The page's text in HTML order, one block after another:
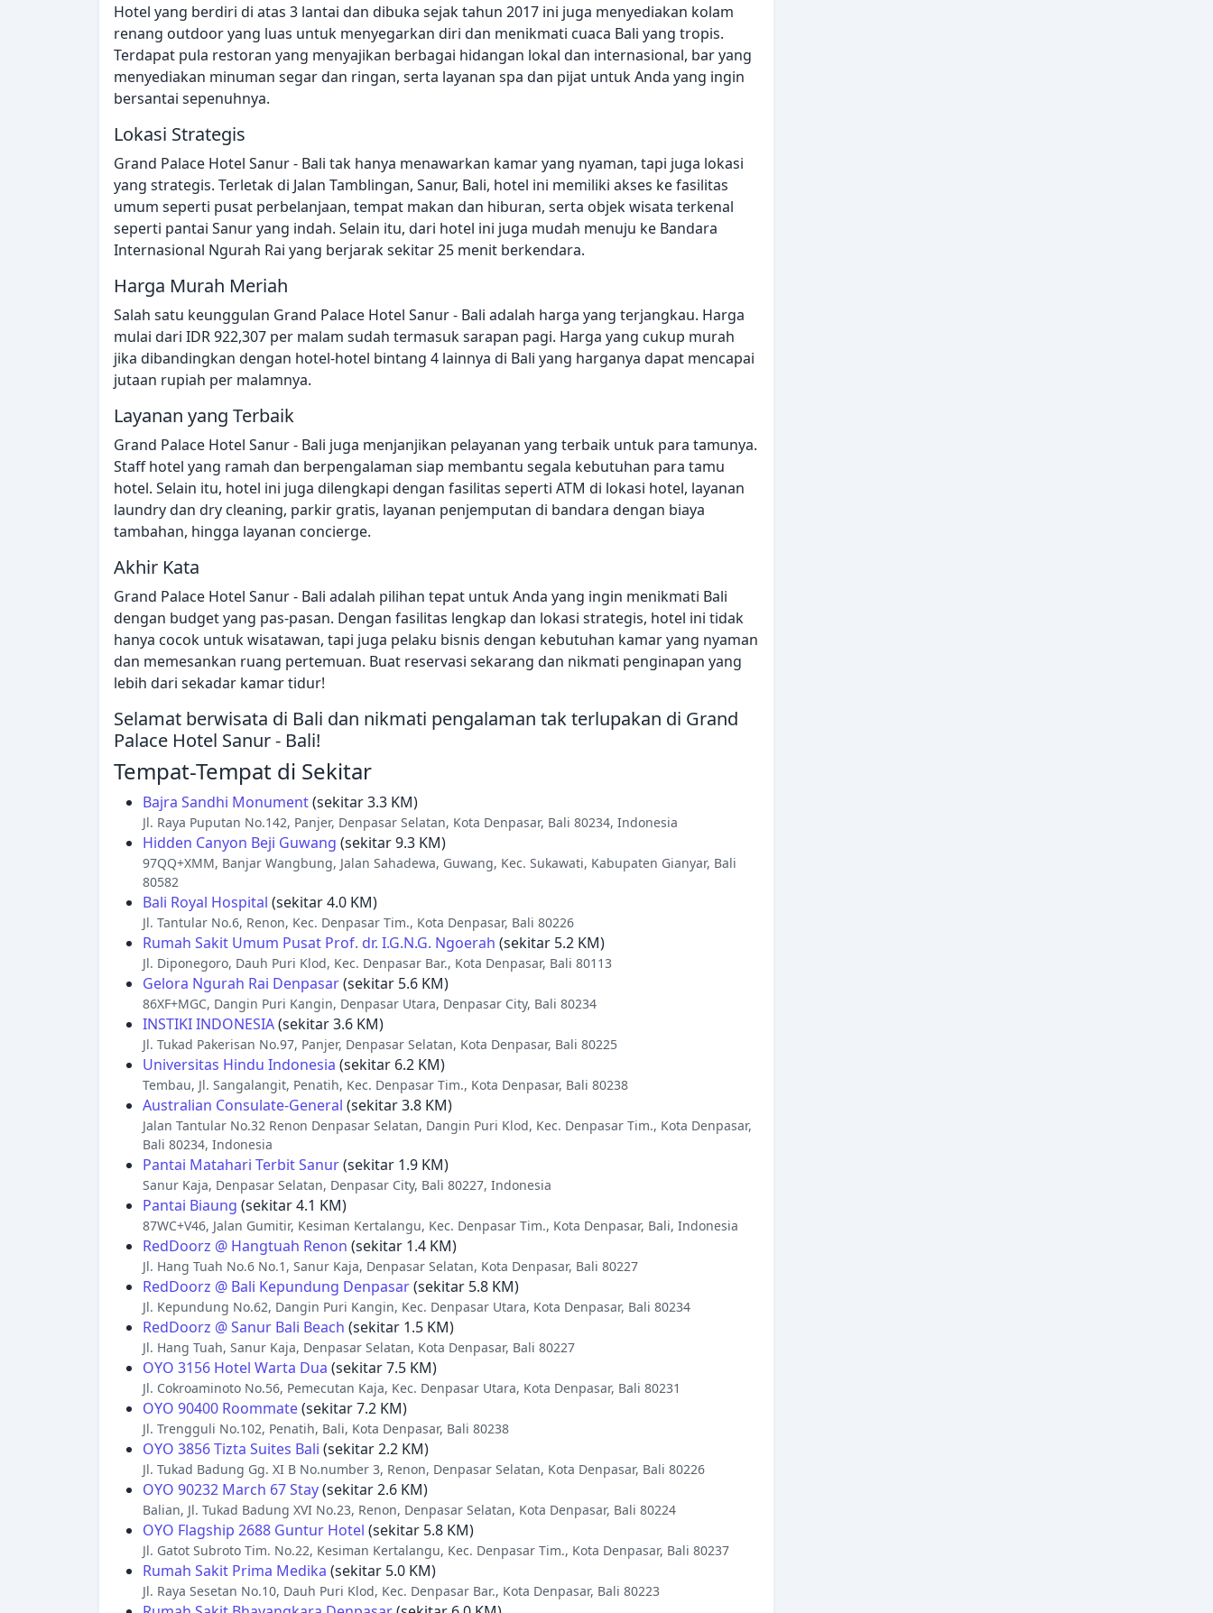
Hotel yang berdiri di atas 3 lantai dan dibuka sejak tahun 2017 ini juga menyediakan kolam
renang outdoor yang luas untuk menyegarkan diri dan menikmati cuaca Bali yang tropis.
Terdapat pula restoran yang menyajikan berbagai hidangan lokal dan internasional, bar yang
menyediakan minuman segar dan ringan, serta layanan spa dan pijat untuk Anda yang ingin
bersantai sepenuhnya.
Lokasi Strategis
Grand Palace Hotel Sanur - Bali tak hanya menawarkan kamar yang nyaman, tapi juga lokasi
yang strategis. Terletak di Jalan Tamblingan, Sanur, Bali, hotel ini memiliki akses ke fasilitas
umum seperti pusat perbelanjaan, tempat makan dan hiburan, serta objek wisata terkenal
seperti pantai Sanur yang indah. Selain itu, dari hotel ini juga mudah menuju ke Bandara
Internasional Ngurah Rai yang berjarak sekitar 25 menit berkendara.
Harga Murah Meriah
Salah satu keunggulan Grand Palace Hotel Sanur - Bali adalah harga yang terjangkau. Harga
mulai dari IDR 922,307 per malam sudah termasuk sarapan pagi. Harga yang cukup murah
jika dibandingkan dengan hotel-hotel bintang 4 lainnya di Bali yang harganya dapat mencapai
jutaan rupiah per malamnya.
Layanan yang Terbaik
Grand Palace Hotel Sanur - Bali juga menjanjikan pelayanan yang terbaik untuk para tamunya.
Staff hotel yang ramah dan berpengalaman siap membantu segala kebutuhan para tamu
hotel. Selain itu, hotel ini juga dilengkapi dengan fasilitas seperti ATM di lokasi hotel, layanan
laundry dan dry cleaning, parkir gratis, layanan penjemputan di bandara dengan biaya
tambahan, hingga layanan concierge.
Akhir Kata
Grand Palace Hotel Sanur - Bali adalah pilihan tepat untuk Anda yang ingin menikmati Bali
dengan budget yang pas-pasan. Dengan fasilitas lengkap dan lokasi strategis, hotel ini tidak
hanya cocok untuk wisatawan, tapi juga pelaku bisnis dengan kebutuhan kamar yang nyaman
dan memesankan ruang pertemuan. Buat reservasi sekarang dan nikmati penginapan yang
lebih dari sekadar kamar tidur!
Selamat berwisata di Bali dan nikmati pengalaman tak terlupakan di Grand
Palace Hotel Sanur - Bali!
Tempat-Tempat di Sekitar
Bajra Sandhi Monument(sekitar 3.3 KM)
Jl. Raya Puputan No.142, Panjer, Denpasar Selatan, Kota Denpasar, Bali 80234, Indonesia
Hidden Canyon Beji Guwang (sekitar 9.3 KM)
97QQ+XMM, Banjar Wangbung, Jalan Sahadewa, Guwang, Kec. Sukawati, Kabupaten Gianyar, Bali
80582
Bali Royal Hospital (sekitar 4.0 KM)
Jl. Tantular No.6, Renon, Kec. Denpasar Tim., Kota Denpasar, Bali 80226
Rumah Sakit Umum Pusat Prof. dr. I.G.N.G. Ngoerah (sekitar 5.2 KM)
Jl. Diponegoro, Dauh Puri Klod, Kec. Denpasar Bar., Kota Denpasar, Bali 80113
Gelora Ngurah Rai Denpasar(sekitar 5.6 KM)
86XF+MGC, Dangin Puri Kangin, Denpasar Utara, Denpasar City, Bali 80234
INSTIKI INDONESIA(sekitar 3.6 KM)
Jl. Tukad Pakerisan No.97, Panjer, Denpasar Selatan, Kota Denpasar, Bali 80225
Universitas Hindu Indonesia (sekitar 6.2 KM)
Tembau, Jl. Sangalangit, Penatih, Kec. Denpasar Tim., Kota Denpasar, Bali 80238
Australian Consulate-General (sekitar 3.8 KM)
Jalan Tantular No.32 Renon Denpasar Selatan, Dangin Puri Klod, Kec. Denpasar Tim., Kota Denpasar,
Bali 80234, Indonesia
Pantai Matahari Terbit Sanur(sekitar 1.9 KM)
Sanur Kaja, Denpasar Selatan, Denpasar City, Bali 80227, Indonesia
Pantai Biaung (sekitar 4.1 KM)
87WC+V46, Jalan Gumitir, Kesiman Kertalangu, Kec. Denpasar Tim., Kota Denpasar, Bali, Indonesia
RedDoorz @ Hangtuah Renon (sekitar 1.4 KM)
Jl. Hang Tuah No.6 No.1, Sanur Kaja, Denpasar Selatan, Kota Denpasar, Bali 80227
RedDoorz @ Bali Kepundung Denpasar(sekitar 5.8 KM)
Jl. Kepundung No.62, Dangin Puri Kangin, Kec. Denpasar Utara, Kota Denpasar, Bali 80234
RedDoorz @ Sanur Bali Beach (sekitar 1.5 KM)
Jl. Hang Tuah, Sanur Kaja, Denpasar Selatan, Kota Denpasar, Bali 80227
OYO 3156 Hotel Warta Dua (sekitar 7.5 KM)
Jl. Cokroaminoto No.56, Pemecutan Kaja, Kec. Denpasar Utara, Kota Denpasar, Bali 80231
OYO 90400 Roommate(sekitar 7.2 KM)
Jl. Trengguli No.102, Penatih, Bali, Kota Denpasar, Bali 80238
OYO 3856 Tizta Suites Bali (sekitar 2.2 KM)
Jl. Tukad Badung Gg. XI B No.number 3, Renon, Denpasar Selatan, Kota Denpasar, Bali 80226
OYO 90232 March 67 Stay(sekitar 2.6 KM)
Balian, Jl. Tukad Badung XVI No.23, Renon, Denpasar Selatan, Kota Denpasar, Bali 80224
OYO Flagship 2688 Guntur Hotel (sekitar 5.8 KM)
Jl. Gatot Subroto Tim. No.22, Kesiman Kertalangu, Kec. Denpasar Tim., Kota Denpasar, Bali 80237
Rumah Sakit Prima Medika (sekitar 5.0 KM)
Jl. Raya Sesetan No.10, Dauh Puri Klod, Kec. Denpasar Bar., Kota Denpasar, Bali 80223